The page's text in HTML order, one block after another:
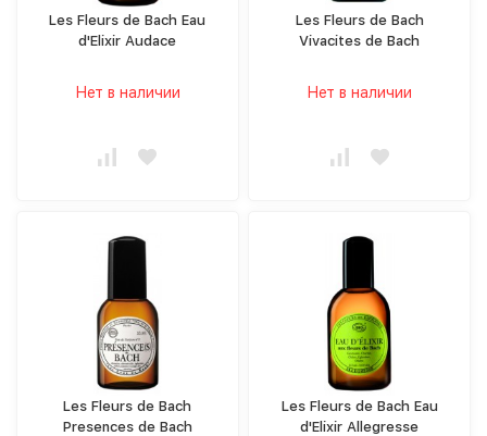
Les Fleurs de Bach Eau
d'Elixir Audace
Нет в наличии
Les Fleurs de Bach
Vivacites de Bach
Нет в наличии
Les Fleurs de Bach
Presences de Bach
Les Fleurs de Bach Eau
d'Elixir Allegresse